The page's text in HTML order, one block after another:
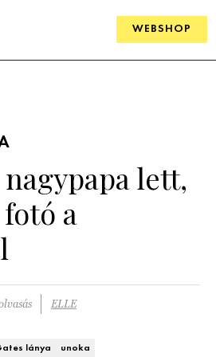
WEBSHOP
lett,
a
ELLE
lánya unoka